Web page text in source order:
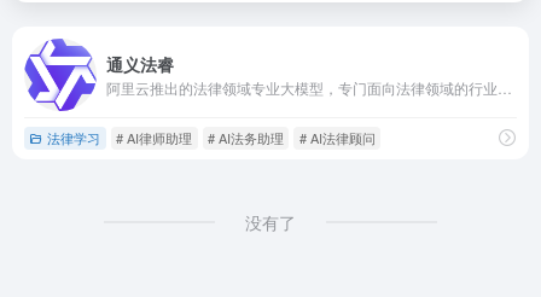
通义法睿
法律学习 # AI律师助理 # AI法务助理 # AI法律顾问
没有了